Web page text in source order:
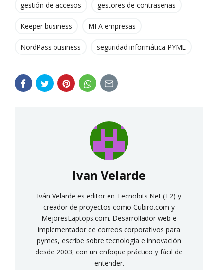
gestión de accesos gestores de contraseñas
Keeper business MFA empresas
NordPass business seguridad informática PYME
Ivan Velarde
Iván Velarde es editor en Tecnobits.Net (T2) y
creador de proyectos como Cubiro.com y
MejoresLaptops.com. Desarrollador web e
implementador de correos corporativos para
pymes, escribe sobre tecnología e innovación
desde 2003, con un enfoque práctico y fácil de
entender.